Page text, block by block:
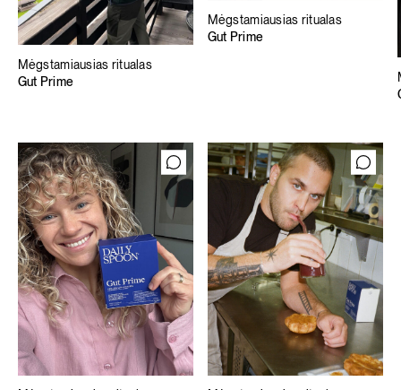
Mėgstamiausias ritualas
Gut Prime
Mėgstamiausias ritualas
Gut Prime